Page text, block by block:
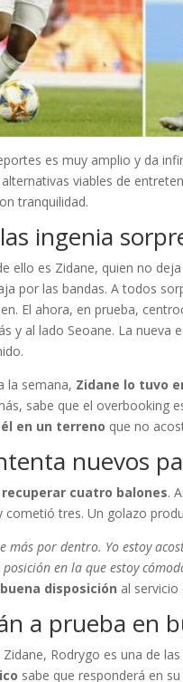
es muy amplio y da
viables de
tranquilidad.
ingenia
ello es Zidane, quien no
por las bandas. A todos
El ahora, en prueba,
y al lado Seoane. La
la semana, Zidane lo tuvo
sabe que el overbooking
en un terreno que no
nuevos
cuatro balones.
cometió tres. Un golazo
más por dentro. Yo estoy
en la que estoy
buena disposición al
a prueba en
Rodrygo es una de
sabe que responderá en